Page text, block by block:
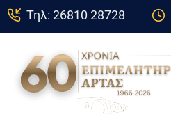
Τηλ: 26810 28728